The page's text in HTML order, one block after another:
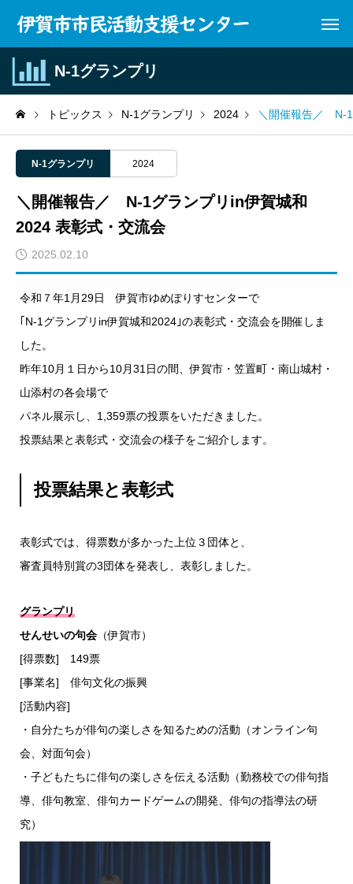
N-1グランプリ
トピックス N-1グランプリ 2024 ＼開催報告／ N-1
N-1グランプリ 2024
＼開催報告／ N-1グランプリin伊賀城和
2024 表彰式・交流会
2025.02.10
令和７年1月29日 伊賀市ゆめぽりすセンターで
｢N-1グランプリin伊賀城和2024｣の表彰式・交流会を開催しま
した。
昨年10月１日から10月31日の間、伊賀市・笠置町・南山城村・
山添村の各会場で
パネル展示し、1,359票の投票をいただきました。
投票結果と表彰式・交流会の様子をご紹介します。
投票結果と表彰式
表彰式では、得票数が多かった上位３団体と、
審査員特別賞の3団体を発表し、表彰しました。
グランプリ
せんせいの句会 （伊賀市）
[得票数] 149票
[事業名] 俳句文化の振興
[活動内容]
・自分たちが俳句の楽しさを知るための活動（オンライン句
会、対面句会）
・子どもたちに俳句の楽しさを伝える活動（勤務校での俳句指
導、俳句教室、俳句カードゲームの開発、俳句の指導法の研
究）